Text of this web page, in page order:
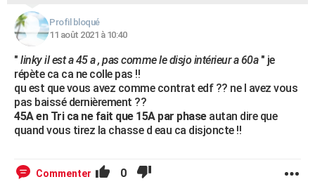
Profil bloqué
11 août 2021 à 10:40
" linky il est a 45 a , pas comme le disjo intérieur a 60a" je
répète ca ca ne colle pas !!
qu est que vous avez comme contrat edf ?? ne l avez vous
pas baissé dernièrement ??
45A en Tri ca ne fait que 15A par phaseautan dire que
quand vous tirez la chasse d eau ca disjoncte !!
Commenter 0